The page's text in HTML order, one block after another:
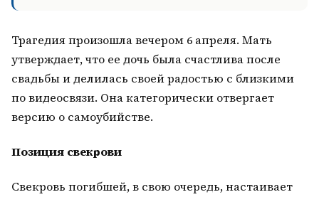
Трагедия произошла вечером 6 апреля. Мать
утверждает, что ее дочь была счастлива после
свадьбы и делилась своей радостью с близкими
по видеосвязи. Она категорически отвергает
версию о самоубийстве.
Позиция свекрови
Свекровь погибшей, в свою очередь, настаивает